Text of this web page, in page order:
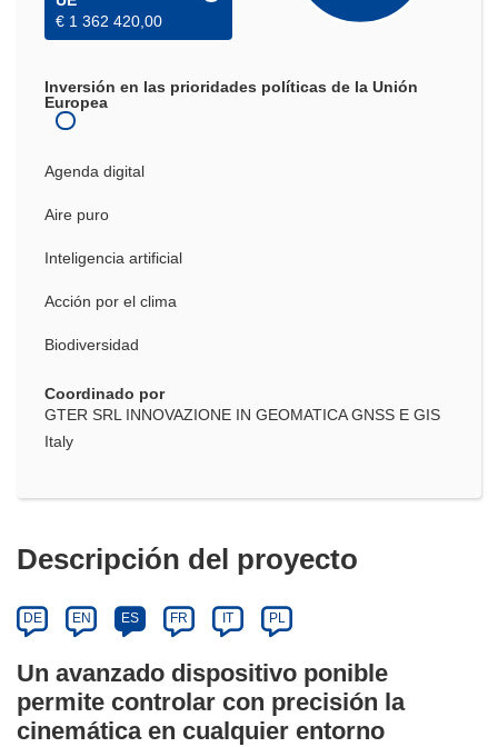
€ 1 362 420,00
Inversión en las prioridades políticas de la Unión
Europea
Agenda digital
Aire puro
Inteligencia artificial
Acción por el clima
Biodiversidad
Coordinado por
GTER SRL INNOVAZIONE IN GEOMATICA GNSS E GIS
Italy
Descripción del proyecto
DE EN ES FR IT PL
Un avanzado dispositivo ponible
permite controlar con precisión la
cinemática en cualquier entorno